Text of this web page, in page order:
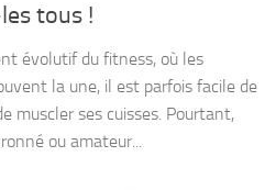
tous !
évolutif du fitness, où les
la une, il est parfois facile de
muscler ses cuisses. Pourtant,
ou amateur...